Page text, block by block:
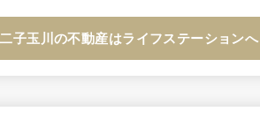
二子玉川の不動産はライフステーションへ